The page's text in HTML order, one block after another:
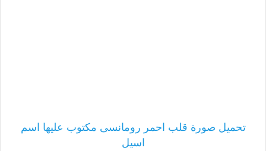
تحميل صورة قلب احمر رومانسى مكتوب عليها اسم
اسيل